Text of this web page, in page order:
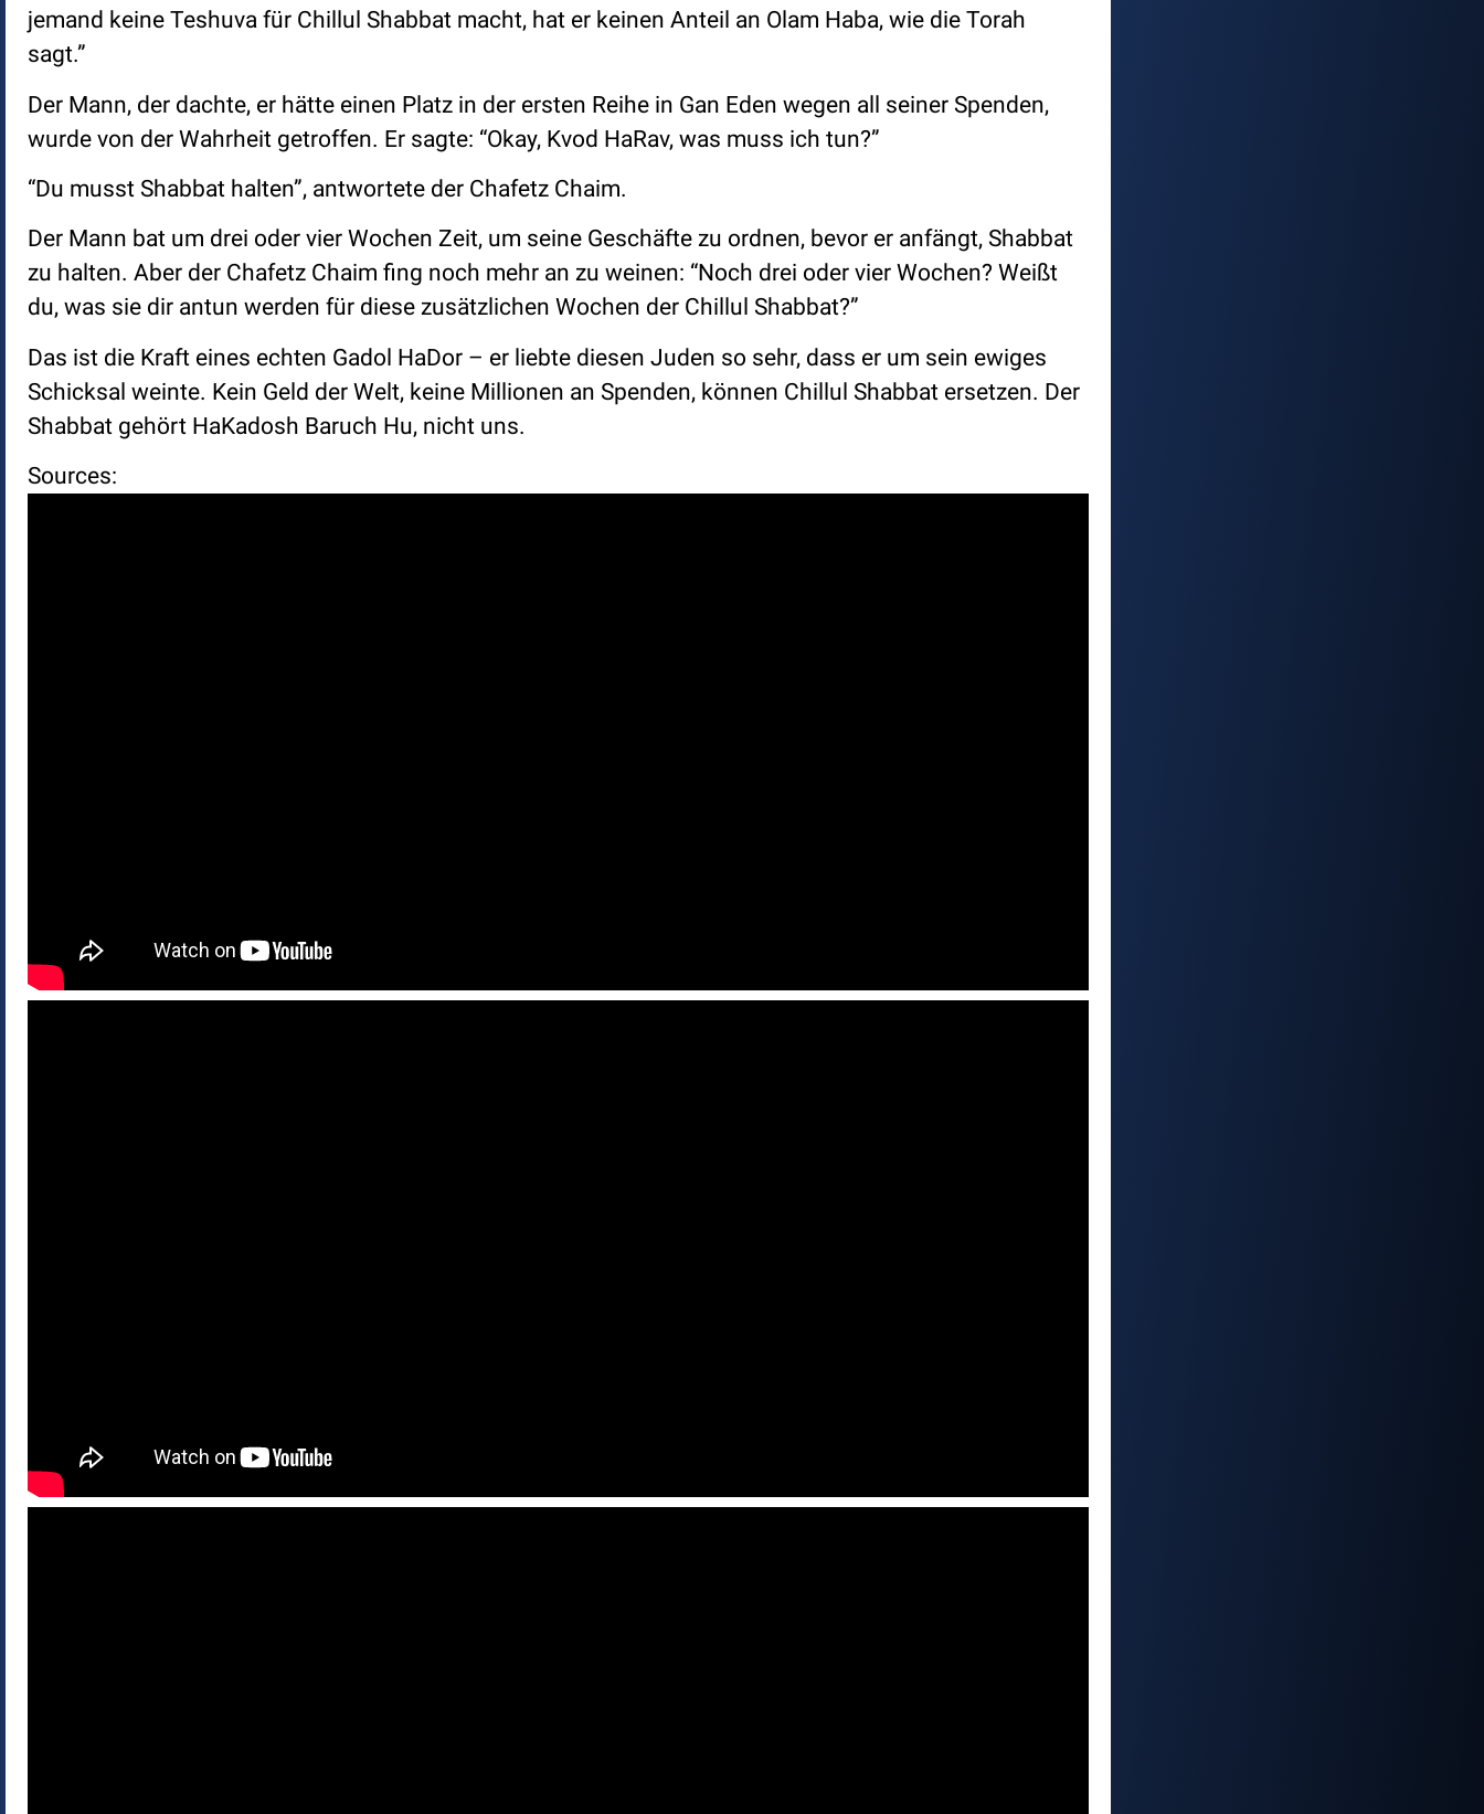
jemand keine Teshuva für Chillul Shabbat macht, hat er keinen Anteil an Olam Haba, wie die Torah
sagt.”
Der Mann, der dachte, er hätte einen Platz in der ersten Reihe in Gan Eden wegen all seiner Spenden,
wurde von der Wahrheit getroffen. Er sagte: “Okay, Kvod HaRav, was muss ich tun?”
“Du musst Shabbat halten”, antwortete der Chafetz Chaim.
Der Mann bat um drei oder vier Wochen Zeit, um seine Geschäfte zu ordnen, bevor er anfängt, Shabbat
zu halten. Aber der Chafetz Chaim fing noch mehr an zu weinen: “Noch drei oder vier Wochen? Weißt
du, was sie dir antun werden für diese zusätzlichen Wochen der Chillul Shabbat?”
Das ist die Kraft eines echten Gadol HaDor – er liebte diesen Juden so sehr, dass er um sein ewiges
Schicksal weinte. Kein Geld der Welt, keine Millionen an Spenden, können Chillul Shabbat ersetzen. Der
Shabbat gehört HaKadosh Baruch Hu, nicht uns.
Sources: